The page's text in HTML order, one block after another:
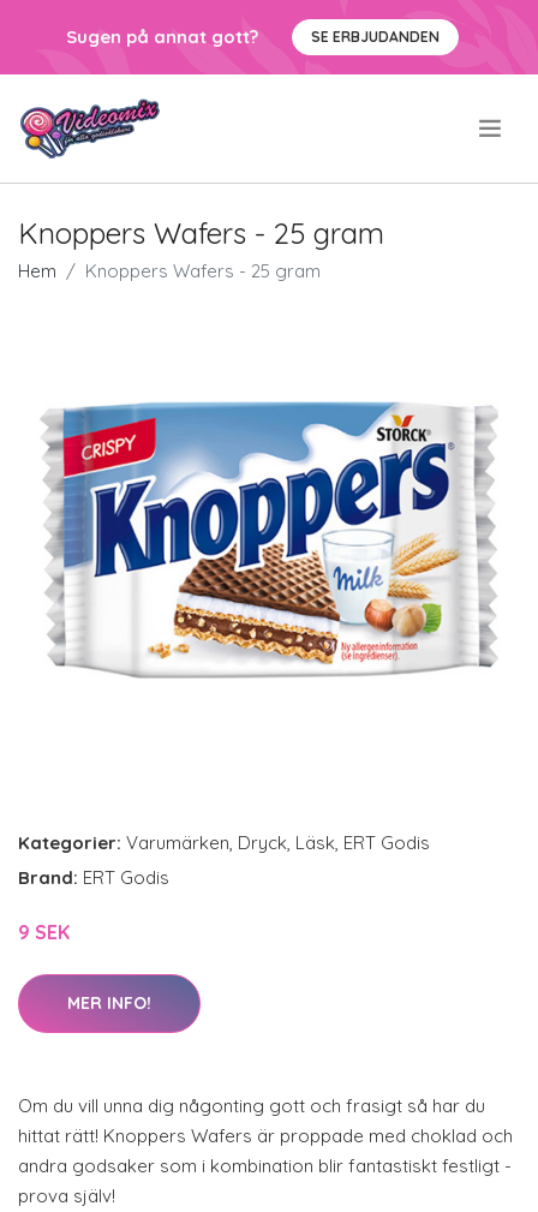
Sugen på annat gott? SE ERBJUDANDEN
Knoppers Wafers - 25 gram
Hem Knoppers Wafers - 25 gram
Kategorier: Varumärken, Dryck, Läsk, ERT Godis
Brand: ERT Godis
9 SEK
MER INFO!
Om du vill unna dig någonting gott och frasigt så har du
hittat rätt! Knoppers Wafers är proppade med choklad och
andra godsaker som i kombination blir fantastiskt festligt -
prova själv!